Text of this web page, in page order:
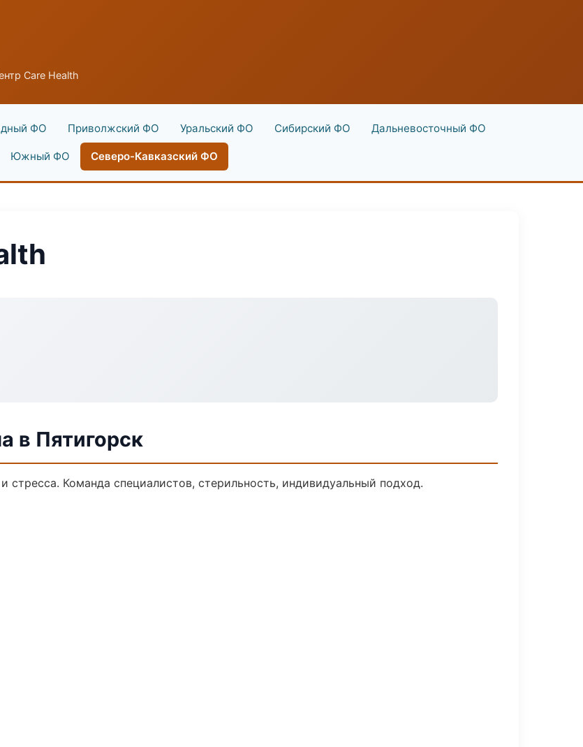
Care Health
ФО Приволжский ФО Уральский ФО Сибирский ФО Дальневосточный ФО
Южный ФО Северо-Кавказский ФО
в Пятигорск
стресса. Команда специалистов, стерильность, индивидуальный подход.